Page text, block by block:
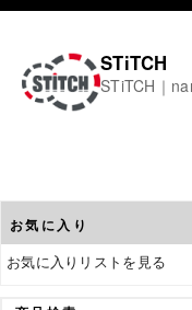
STiTCH
STiTCH｜
お気に入り
お気に入りリストを見る